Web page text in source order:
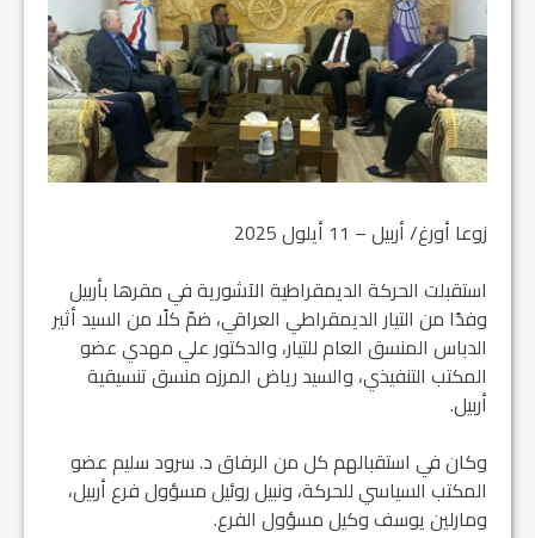
زوعا أورغ/ أربيل – 11 أيلول 2025
استقبلت الحركة الديمقراطية الآشورية في مقرها بأربيل
وفدًا من التيار الديمقراطي العراقي، ضمّ كلًا من السيد أثير
الدباس المنسق العام للتيار، والدكتور علي مهدي عضو
المكتب التنفيذي، والسيد رياض المرزه منسق تنسيقية
أربيل.
وكان في استقبالهم كل من الرفاق د. سرود سليم عضو
المكتب السياسي للحركة، ونبيل روئيل مسؤول فرع أربيل،
ومارلين يوسف وكيل مسؤول الفرع.